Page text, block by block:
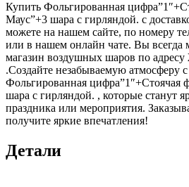
Купить Фольгированная
Маус”+3 шара с гирляндой. с
можете на нашем сайте, по номеру
или в нашем онлайн чате. Вы всегда
магазин воздушных шаров по
.Создайте незабываемую атмосферу
Фольгированная
шара с гирляндой. , которые станут
праздника или мероприятия.
получите яркие впечатления!
Детали